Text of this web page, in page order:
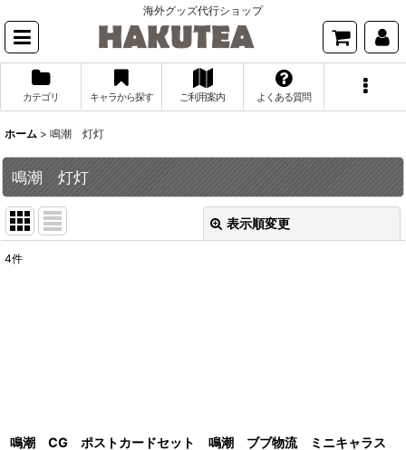
海外グッズ代行ショップ
カテゴリ キャラから探す ご利用案内 よくある質問
ホーム > 鳴潮 灯灯
鳴潮 灯灯
表示順変更
4件
鳴潮 CG ポストカードセット
鳴潮 ブブ物流 ミニキャラス